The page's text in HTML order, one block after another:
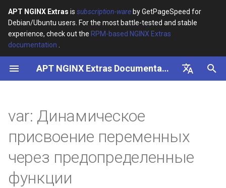
APT NGINX Extras is subscription-ware by GetPageSpeed for
Debian/Ubuntu users. For the most battle-tested and stable
experience, check out the RPM-based NGINX Extras
documentation
APT NGINX Extras Documentation
И
и
а
л
и
з
Установка Debian/Ubuntu
Статус
Синопсис
Директивы
var: Динамическое
присвоение переменных
через предопределенные
функции